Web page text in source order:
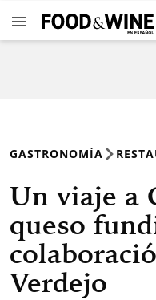
GASTRONOMÍA
Un viaje a
queso
Verdejo